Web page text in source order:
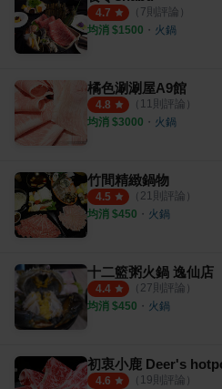
4.7 （ 7則評論）
均消 $1500 ・ 火鍋
橘色涮涮屋A9館
4.8 （ 11則評論）
均消 $3000 ・ 火鍋
竹間精緻鍋物
4.5 （ 21則評論）
均消 $450 ・ 火鍋
十二籃粥火鍋 逸仙店
4.4 （ 27則評論）
均消 $450 ・ 火鍋
初衷小鹿 Deer's
4.6 （ 19則評論）